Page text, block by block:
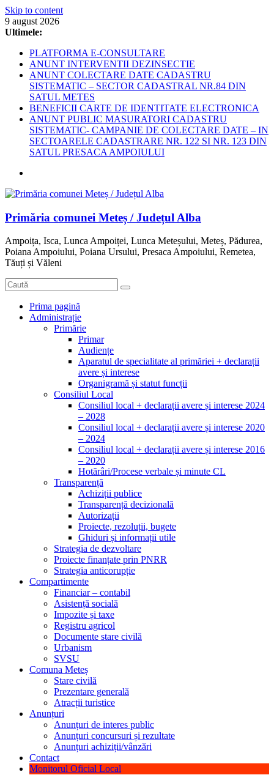
Skip to content
9 august 2026
Ultimele:
PLATFORMA E-CONSULTARE
ANUNT INTERVENTII DEZINSECTIE
ANUNT COLECTARE DATE CADASTRU
SISTEMATIC – SECTOR CADASTRAL NR.84 DIN
SATUL METES
BENEFICII CARTE DE IDENTITATE ELECTRONICA
ANUNT PUBLIC MASURATORI CADASTRU
SISTEMATIC- CAMPANIE DE COLECTARE DATE – IN
SECTOARELE CADASTRARE NR. 122 SI NR. 123 DIN
SATUL PRESACA AMPOIULUI
Primăria comunei Meteș / Județul Alba
Ampoița, Isca, Lunca Ampoiței, Lunca Meteșului, Meteș, Pădurea,
Poiana Ampoiului, Poiana Ursului, Presaca Ampoiului, Remetea,
Tăuți și Văleni
Prima pagină
Administrație
Primărie
Primar
Audiențe
Aparatul de specialitate al primăriei + declarații
avere și interese
Organigramă și statut funcții
Consiliul Local
Consiliul local + declarații avere și interese 2024
– 2028
Consiliul local + declarații avere și interese 2020
– 2024
Consiliul local + declarații avere și interese 2016
– 2020
Hotărâri/Procese verbale și minute CL
Transparență
Achiziții publice
Transparență decizională
Autorizații
Proiecte, rezoluții, bugete
Ghiduri și informații utile
Strategia de dezvoltare
Proiecte finanțate prin PNRR
Strategia anticorupție
Compartimente
Financiar – contabil
Asistență socială
Impozite și taxe
Registru agricol
Documente stare civilă
Urbanism
SVSU
Comuna Meteș
Stare civilă
Prezentare generală
Atracții turistice
Anunțuri
Anunțuri de interes public
Anunțuri concursuri și rezultate
Anunțuri achiziții/vânzări
Contact
Monitorul Oficial Local